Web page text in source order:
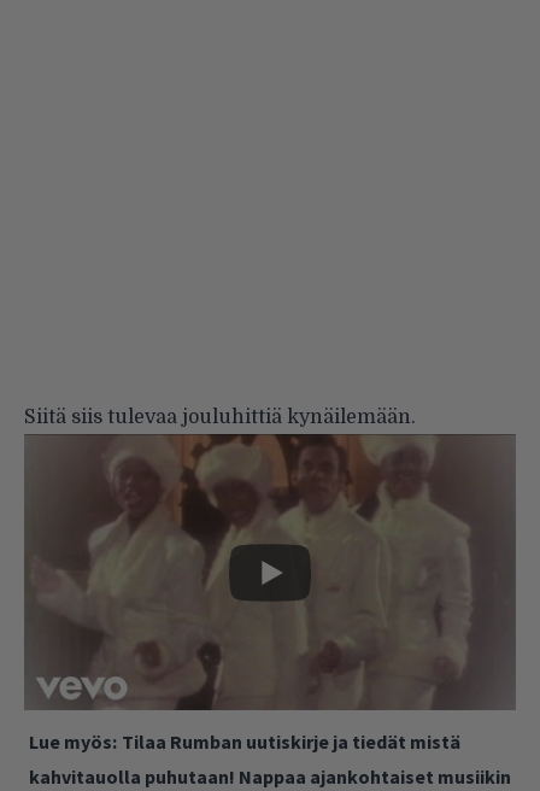
Siitä siis tulevaa jouluhittiä kynäilemään.
Lue myös: Tilaa Rumban uutiskirje ja tiedät mistä
kahvitauolla puhutaan! Nappaa ajankohtaiset musiikin